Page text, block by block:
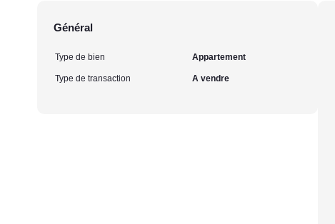
Général
Type de bien Appartement
Type de transaction A vendre